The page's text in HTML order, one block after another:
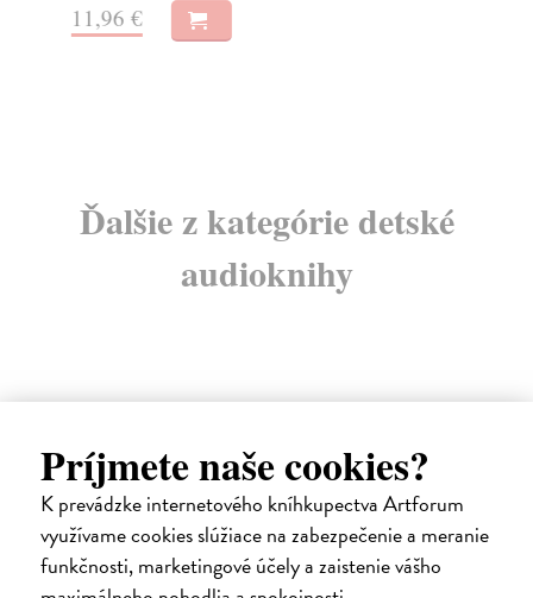
Príjmete naše cookies?
K prevádzke internetového kníhkupectva Artforum
využívame cookies slúžiace na zabezpečenie a meranie
funkčnosti, marketingové účely a zaistenie vášho
11,96 €
Ďalšie z kategórie detské
audioknihy
na sklade